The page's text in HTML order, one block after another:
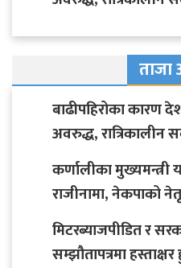
बाढीपहिरोका कारण
अवरुद्ध, रात्रिकालीन
कर्णालीका मुख्यमन्त्री
राजीनामा, नेकपाको
मिटरब्याजपीडित र
सम्झौतापत्रमा